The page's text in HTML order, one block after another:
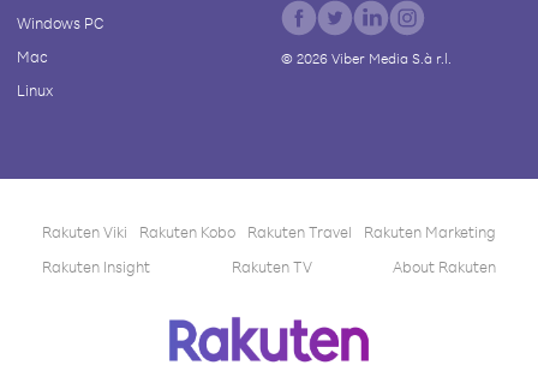
Windows PC
Mac
Linux
© 2026Viber Media S.à r.l.
Rakuten Viki Rakuten Kobo Rakuten Travel
Rakuten Marketing
Rakuten Insight
Rakuten TV About Rakuten